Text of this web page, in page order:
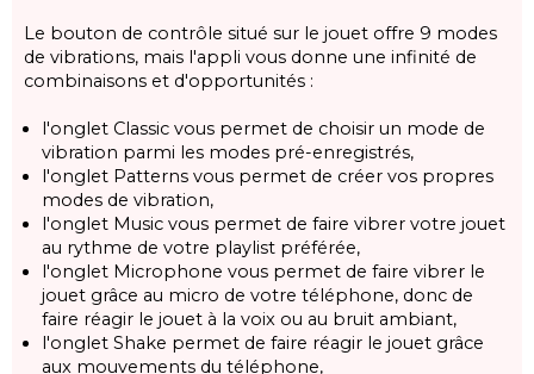
Le bouton de contrôle situé sur le jouet offre 9 modes
de vibrations, mais l'appli vous donne une infinité de
combinaisons et d'opportunités :
l'onglet Classic vous permet de choisir un mode de
vibration parmi les modes pré-enregistrés,
l'onglet Patterns vous permet de créer vos propres
modes de vibration,
l'onglet Music vous permet de faire vibrer votre jouet
au rythme de votre playlist préférée,
l'onglet Microphone vous permet de faire vibrer le
jouet grâce au micro de votre téléphone, donc de
faire réagir le jouet à la voix ou au bruit ambiant,
l'onglet Shake permet de faire réagir le jouet grâce
aux mouvements du téléphone,